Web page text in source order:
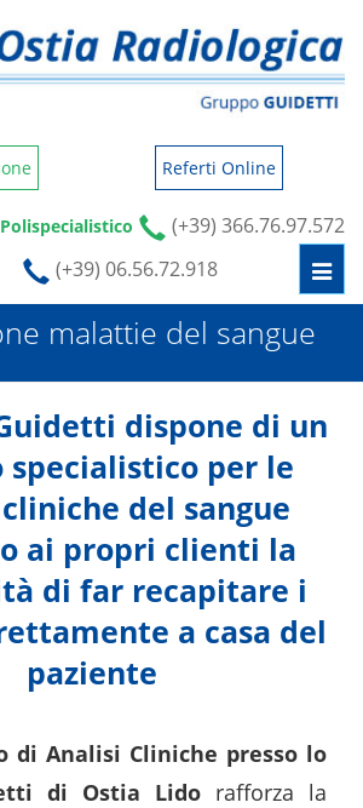
Referti Online
Polispecialistico
(+39) 366.76.97.572
(+39) 06.56.72.918
malattie del sangue
dispone di un
specialistico per le
del sangue
ai propri clienti la
di far recapitare i
a casa del
paziente
di Analisi Cliniche presso lo
di Ostia Lido rafforza la